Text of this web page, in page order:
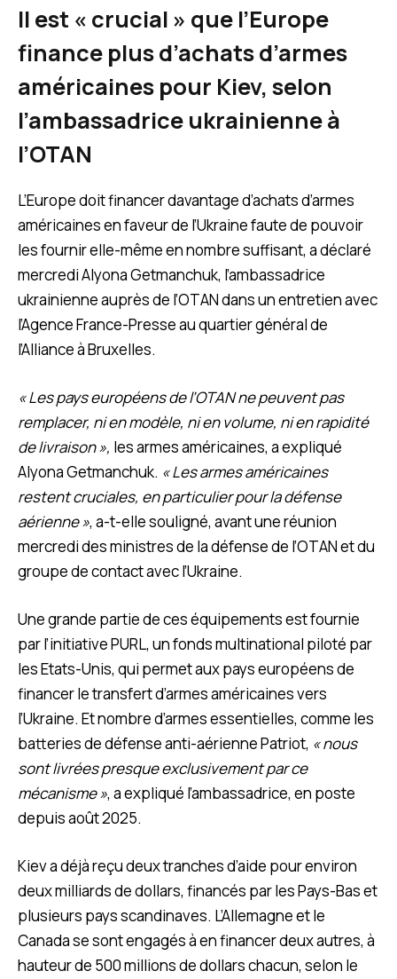
Il est « crucial » que l’Europe
finance plus d’achats d’armes
américaines pour Kiev, selon
l’ambassadrice ukrainienne à
l’OTAN
L’Europe doit financer davantage d’achats d’armes
américaines en faveur de l’Ukraine faute de pouvoir
les fournir elle-même en nombre suffisant, a déclaré
mercredi Alyona Getmanchuk, l’ambassadrice
ukrainienne auprès de l’OTAN dans un entretien avec
l’Agence France-Presse au quartier général de
l’Alliance à Bruxelles.
« Les pays européens de l’OTAN ne peuvent pas
remplacer, ni en modèle, ni en volume, ni en rapidité
de livraison », les armes américaines, a expliqué
Alyona Getmanchuk. « Les armes américaines
restent cruciales, en particulier pour la défense
aérienne », a-t-elle souligné, avant une réunion
mercredi des ministres de la défense de l’OTAN et du
groupe de contact avec l’Ukraine.
Une grande partie de ces équipements est fournie
par l’initiative PURL, un fonds multinational piloté par
les Etats-Unis, qui permet aux pays européens de
financer le transfert d’armes américaines vers
l’Ukraine. Et nombre d’armes essentielles, comme les
batteries de défense anti-aérienne Patriot, « nous
sont livrées presque exclusivement par ce
mécanisme », a expliqué l’ambassadrice, en poste
depuis août 2025.
Kiev a déjà reçu deux tranches d’aide pour environ
deux milliards de dollars, financés par les Pays-Bas et
plusieurs pays scandinaves. L’Allemagne et le
Canada se sont engagés à en financer deux autres, à
hauteur de 500 millions de dollars chacun, selon le